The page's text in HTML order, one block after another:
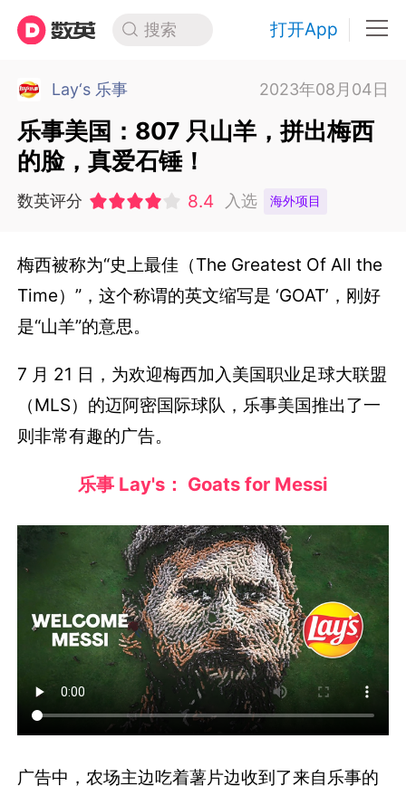
搜索 打开App
Lay‘s 乐事 2023年08月04日
乐事美国：807 只山羊，拼出梅西
的脸，真爱石锤！
数英评分 8.4 入选 海外项目
梅西被称为“史上最佳（The Greatest Of All the
Time）”，这个称谓的英文缩写是 ‘GOAT’，刚好
是“山羊”的意思。
7 月 21 日，为欢迎梅西加入美国职业足球大联盟
（MLS）的迈阿密国际球队，乐事美国推出了一
则非常有趣的广告。
乐事 Lay's： Goats for Messi
广告中，农场主边吃着薯片边收到了来自乐事的